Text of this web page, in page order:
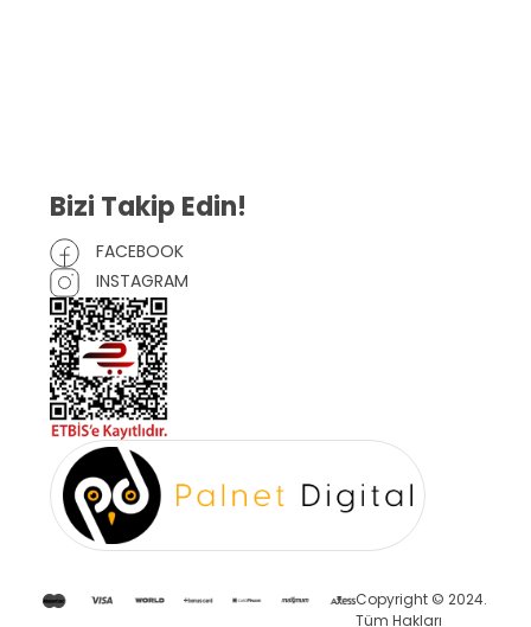
Bizi Takip Edin!
FACEBOOK
INSTAGRAM
Copyright © 2024.
Tüm Hakları